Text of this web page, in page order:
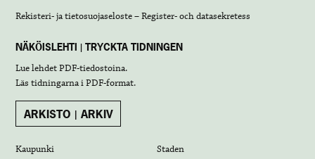
Rekisteri- ja tietosuojaseloste – Register- och datasekretess
NÄKÖISLEHTI | TRYCKTA TIDNINGEN
Lue lehdetPDF-tiedostoina.
Läs tidningarna iPDF-format.
ARKISTO | ARKIV
Kaupunki
Staden